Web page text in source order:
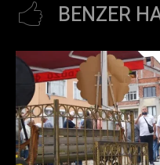
BENZER